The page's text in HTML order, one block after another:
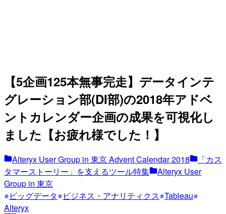
【5企画125本無事完走】データインテ
グレーション部(DI部)の2018年アドベ
ントカレンダー企画の成果を可視化し
ました【お疲れ様でした！】
Alteryx User Group in 東京 Advent Calendar 2018
「カス
タマーストーリー」を支えるツール特集
Alteryx User
Group in 東京
ビッグデータ
ビジネス・アナリティクス Tableau
Alteryx